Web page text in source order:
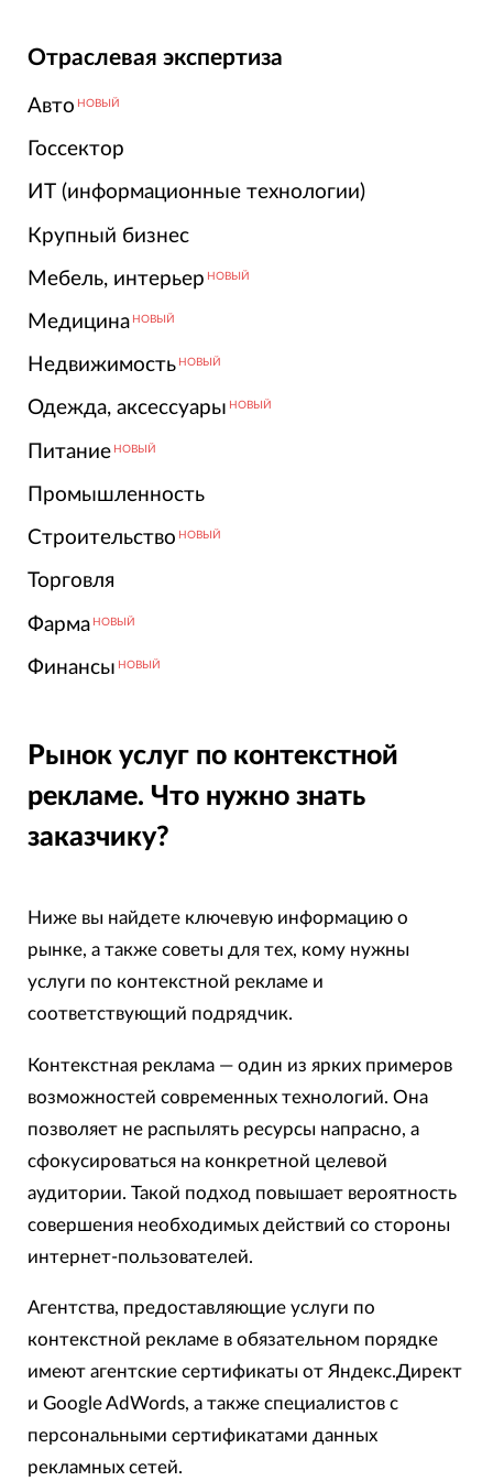
Отраслевая экспертиза
Авто НОВЫЙ
Госсектор
ИТ (информационные технологии)
Крупный бизнес
Мебель, интерьер НОВЫЙ
Медицина НОВЫЙ
Недвижимость НОВЫЙ
Одежда, аксессуары НОВЫЙ
Питание НОВЫЙ
Промышленность
Строительство НОВЫЙ
Торговля
Фарма НОВЫЙ
Финансы НОВЫЙ
Рынок услуг по контекстной
рекламе. Что нужно знать
заказчику?
Ниже вы найдете ключевую информацию о
рынке, а также советы для тех, кому нужны
услуги по контекстной рекламе и
соответствующий подрядчик.
Контекстная реклама — один из ярких примеров
возможностей современных технологий. Она
позволяет не распылять ресурсы напрасно, а
сфокусироваться на конкретной целевой
аудитории. Такой подход повышает вероятность
совершения необходимых действий со стороны
интернет-пользователей.
Агентства, предоставляющие услуги по
контекстной рекламе в обязательном порядке
имеют агентские сертификаты от Яндекс.Директ
и Google AdWords, а также специалистов с
персональными сертификатами данных
рекламных сетей.